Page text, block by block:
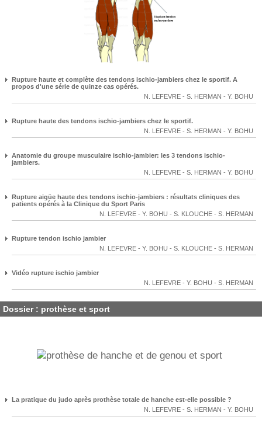
Rupture haute et complète des tendons ischio-jambiers chez le sportif. A
propos d'une série de quinze cas opérés.
N. LEFEVRE - S. HERMAN - Y. BOHU
Rupture haute des tendons ischio-jambiers chez le sportif.
N. LEFEVRE - S. HERMAN - Y. BOHU
Anatomie du groupe musculaire ischio-jambier: les 3 tendons ischio-
jambiers.
N. LEFEVRE - S. HERMAN - Y. BOHU
Rupture aigüe haute des tendons ischio-jambiers : résultats cliniques des
patients opérés à la Clinique du Sport Paris
N. LEFEVRE - Y. BOHU - S. KLOUCHE - S. HERMAN
Rupture tendon ischio jambier
N. LEFEVRE - Y. BOHU - S. KLOUCHE - S. HERMAN
Vidéo rupture ischio jambier
N. LEFEVRE - Y. BOHU - S. HERMAN
Dossier : prothèse et sport
La pratique du judo après prothèse totale de hanche est-elle possible ?
N. LEFEVRE - S. HERMAN - Y. BOHU